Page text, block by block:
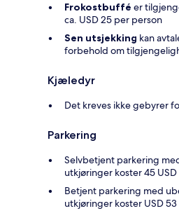
Frokostbuffé er
ca. USD 25 per person
Sen utsjekking kan
forbehold om
Kjæledyr
Det kreves ikke gebyrer
Parkering
Selvbetjent parkering
utkjøringer koster 45
Betjent parkering med
utkjøringer koster USD